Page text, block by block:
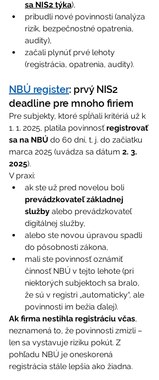
sa NIS2 týka),
pribudli nové povinnosti (analýza
rizík, bezpečnostné opatrenia,
audity),
začali plynúť prvé lehoty
(registrácia, opatrenia, audity).
NBÚ register: prvý NIS2
deadline pre mnoho firiem
Pre subjekty, ktoré spĺňali kritériá už k
1. 1. 2025, platila povinnosť registrovať
sa na NBÚ do 60 dní, t. j. do začiatku
marca 2025 (uvádza sa dátum 2. 3.
2025).
V praxi:
ak ste už pred novelou boli
prevádzkovateľ základnej
služby alebo prevádzkovateľ
digitálnej služby,
alebo ste novou úpravou spadli
do pôsobnosti zákona,
mali ste povinnosť oznámiť
činnosť NBÚ v tejto lehote (pri
niektorých subjektoch sa bralo,
že sú v registri „automaticky“, ale
povinnosti im bežia ďalej).
Ak firma nestihla registráciu včas,
neznamená to, že povinnosti zmizli –
len sa vystavuje riziku pokút. Z
pohľadu NBÚ je oneskorená
registrácia stále lepšia ako žiadna.